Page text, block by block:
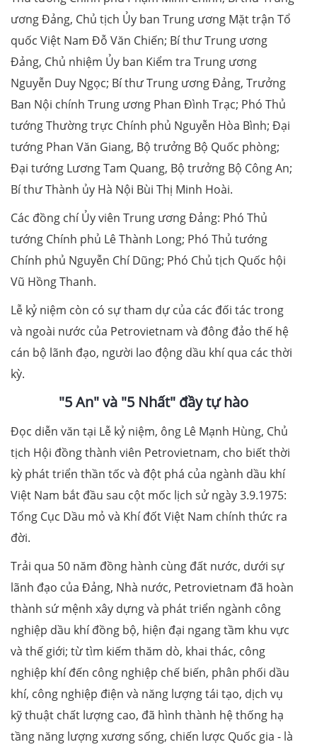
ương Đảng, Chủ tịch Ủy ban Trung ương Mặt trận Tổ
quốc Việt Nam Đỗ Văn Chiến; Bí thư Trung ương
Đảng, Chủ nhiệm Ủy ban Kiểm tra Trung ương
Nguyễn Duy Ngọc; Bí thư Trung ương Đảng, Trưởng
Ban Nội chính Trung ương Phan Đình Trạc; Phó Thủ
tướng Thường trực Chính phủ Nguyễn Hòa Bình; Đại
tướng Phan Văn Giang, Bộ trưởng Bộ Quốc phòng;
Đại tướng Lương Tam Quang, Bộ trưởng Bộ Công An;
Bí thư Thành ủy Hà Nội Bùi Thị Minh Hoài.
Các đồng chí Ủy viên Trung ương Đảng: Phó Thủ
tướng Chính phủ Lê Thành Long; Phó Thủ tướng
Chính phủ Nguyễn Chí Dũng; Phó Chủ tịch Quốc hội
Vũ Hồng Thanh.
Lễ kỷ niệm còn có sự tham dự của các đối tác trong
và ngoài nước của Petrovietnam và đông đảo thế hệ
cán bộ lãnh đạo, người lao động dầu khí qua các thời
kỳ.
"5 An" và "5 Nhất" đầy tự hào
Đọc diễn văn tại Lễ kỷ niệm, ông Lê Mạnh Hùng, Chủ
tịch Hội đồng thành viên Petrovietnam, cho biết thời
kỳ phát triển thần tốc và đột phá của ngành dầu khí
Việt Nam bắt đầu sau cột mốc lịch sử ngày 3.9.1975:
Tổng Cục Dầu mỏ và Khí đốt Việt Nam chính thức ra
đời.
Trải qua 50 năm đồng hành cùng đất nước, dưới sự
lãnh đạo của Đảng, Nhà nước, Petrovietnam đã hoàn
thành sứ mệnh xây dựng và phát triển ngành công
nghiệp dầu khí đồng bộ, hiện đại ngang tầm khu vực
và thế giới; từ tìm kiếm thăm dò, khai thác, công
nghiệp khí đến công nghiệp chế biến, phân phối dầu
khí, công nghiệp điện và năng lượng tái tạo, dịch vụ
kỹ thuật chất lượng cao, đã hình thành hệ thống hạ
tầng năng lượng xương sống, chiến lược Quốc gia - là